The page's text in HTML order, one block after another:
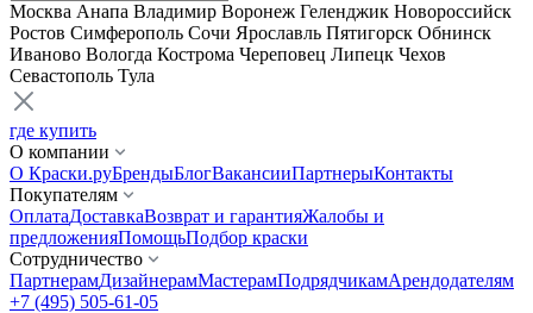
Москва Анапа Владимир Воронеж Геленджик Новороссийск
Ростов Симферополь Сочи Ярославль Пятигорск Обнинск
Иваново Вологда Кострома Череповец Липецк Чехов
Севастополь Тула
где купить
О компании
О Краски.руБрендыБлогВакансииПартнерыКонтакты
Покупателям
ОплатаДоставкаВозврат и гарантияЖалобы и
предложенияПомощьПодбор краски
Сотрудничество
ПартнерамДизайнерамМастерамПодрядчикамАрендодателям
+7 (495) 505-61-05